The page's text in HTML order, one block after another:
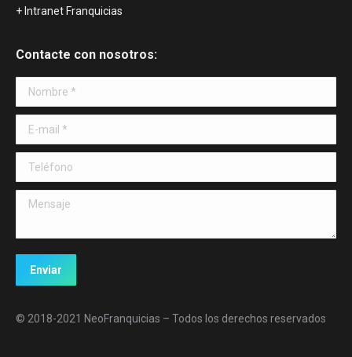
+ Intranet Franquicias
Contacte con nosotros:
Nombre *
E-mail *
Teléfono
Mensaje
Enviar
© 2018-2021 NeoFranquicias – Todos los derechos reservados